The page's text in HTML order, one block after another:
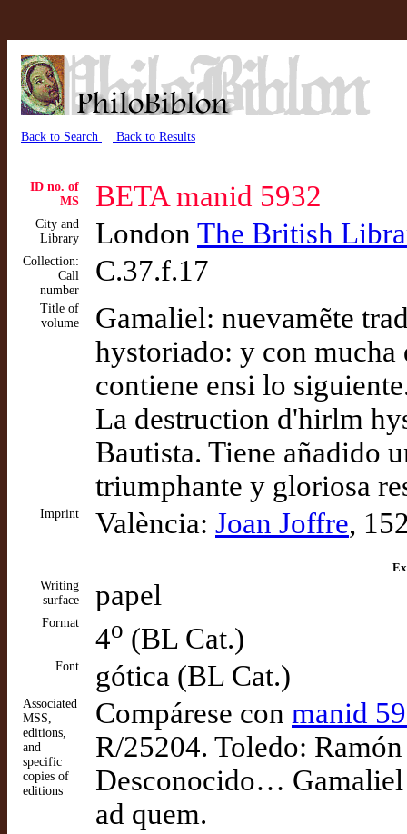
Back to Search Back to Results
ID no. of
MS
BETA manid 5932
City and
Library
London The British
Collection:
Call
number
C.37.f.17
Title of
volume
Gamaliel: nuevamẽte
hystoriado: y con
contiene ensi lo
La destruction d'hirlm
Bautista. Tiene añadido
triumphante y gloriosa
Imprint València: Joan Joffre,
Writing
surface
papel
Format 4o (BL Cat.)
Font gótica (BL Cat.)
Associated
MSS,
editions,
and
specific
copies of
editions
Compárese con manid
R/25204. Toledo:
Desconocido…
ad quem.